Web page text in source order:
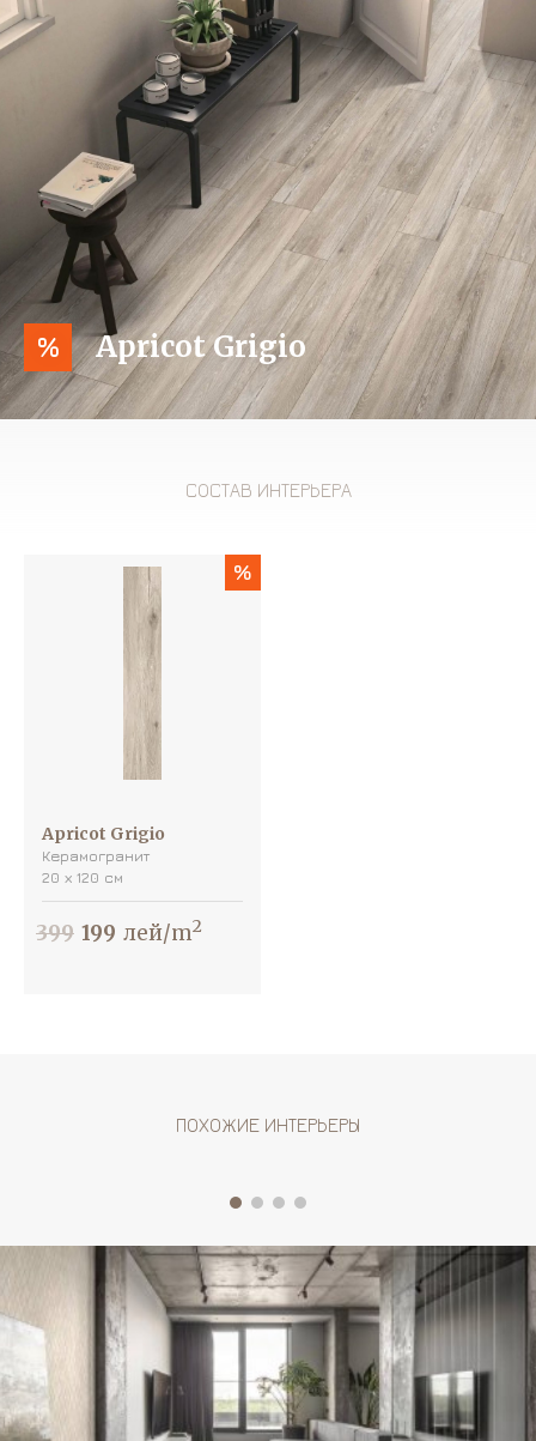
% Apricot Grigio
СОСТАВ ИНТЕРЬЕРА
%
Apricot Grigio
Керамогранит
20 х 120 см
399 199 лей/m2
ПОХОЖИЕ ИНТЕРЬЕРЫ